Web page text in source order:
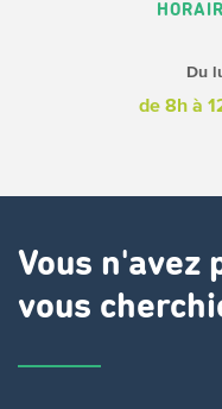
Du
de 8h à
Vous n'avez
vous